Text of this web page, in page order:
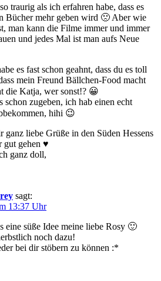
traurig als ich erfahren habe, dass es
Bücher mehr geben wird 🙁 Aber wie
man kann die Filme immer und immer
und jedes Mal ist man aufs Neue
es fast schon geahnt, dass du es toll
mein Freund Bällchen-Food macht
die Katja, wer sonst!? 😀
schon zugeben, ich hab einen echt
hihi 😉
ganz liebe Grüße in den Süden Hessens
gut gehen ♥
ganz doll,
sagt:
13:37 Uhr
eine süße Idee meine liebe Rosy 🙂
noch dazu!
bei dir stöbern zu können :*